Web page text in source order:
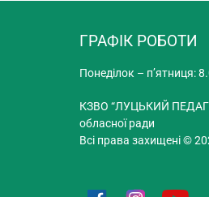
ГРАФІК РОБОТИ
Понеділок – п’ятниця:
КЗВО “ЛУЦЬКИЙ
обласної ради
Всі права захищені ©